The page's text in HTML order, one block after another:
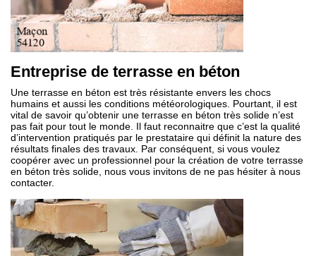
Entreprise de terrasse en béton
Une terrasse en béton est très résistante envers les chocs
humains et aussi les conditions météorologiques. Pourtant, il est
vital de savoir qu’obtenir une terrasse en béton très solide n’est
pas fait pour tout le monde. Il faut reconnaitre que c’est la qualité
d’intervention pratiqués par le prestataire qui définit la nature des
résultats finales des travaux. Par conséquent, si vous voulez
coopérer avec un professionnel pour la création de votre terrasse
en béton très solide, nous vous invitons de ne pas hésiter à nous
contacter.